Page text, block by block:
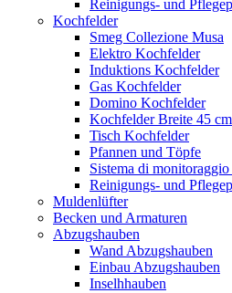
Reinigungs- und
Kochfelder
Smeg Collezione Musa
Elektro Kochfelder
Induktions Kochfelder
Gas Kochfelder
Domino Kochfelder
Kochfelder Breite 45 cm
Tisch Kochfelder
Pfannen und Töpfe
Sistema di
Reinigungs- und
Muldenlüfter
Becken und Armaturen
Abzugshauben
Wand Abzugshauben
Einbau Abzugshauben
Inselhhauben